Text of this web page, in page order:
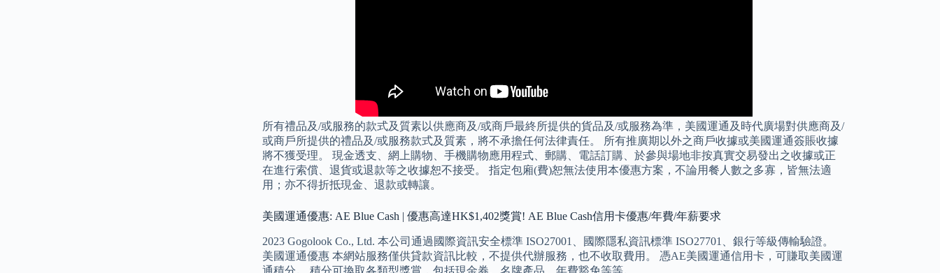
所有禮品及/或服務的款式及質素以供應商及/或商戶最終所提供的貨品及/或服務為準，美國運通及時代廣場對供應商及/
或商戶所提供的禮品及/或服務款式及質素，將不承擔任何法律責任。 所有推廣期以外之商戶收據或美國運通簽賬收據
將不獲受理。 現金透支、網上購物、手機購物應用程式、郵購、電話訂購、於參與場地非按真實交易發出之收據或正
在進行索償、退貨或退款等之收據恕不接受。 指定包廂(費)恕無法使用本優惠方案，不論用餐人數之多寡，皆無法適
用；亦不得折抵現金、退款或轉讓。
美國運通優惠: AE Blue Cash | 優惠高達HK$1,402獎賞! AE Blue Cash信用卡優惠/年費/年薪要求
2023 Gogolook Co., Ltd. 本公司通過國際資訊安全標準 ISO27001、國際隱私資訊標準 ISO27701、銀行等級傳輸驗證。
美國運通優惠 本網站服務僅供貸款資訊比較，不提供代辦服務，也不收取費用。 憑AE美國運通信用卡，可賺取美國運
通積分。 積分可換取各類型獎賞，包括現金券、名牌產品、年費豁免等等。